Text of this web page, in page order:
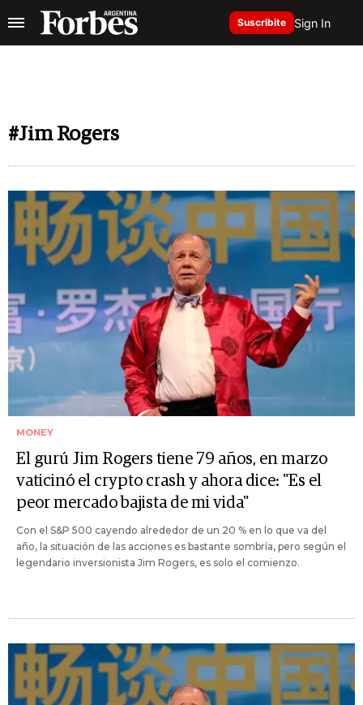
Suscribite Sign In
#Jim Rogers
MONEY
El gurú Jim Rogers tiene 79 años, en marzo
vaticinó el crypto crash y ahora dice: "Es el
peor mercado bajista de mi vida"
Con el S&P 500 cayendo alrededor de un 20 % en lo que va del
año, la situación de las acciones es bastante sombría, pero según el
legendario inversionista Jim Rogers, es solo el comienzo.